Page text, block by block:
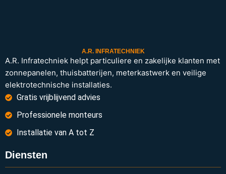
A.R. INFRATECHNIEK
A.R. Infratechniek helpt particuliere en zakelijke klanten met
zonnepanelen, thuisbatterijen, meterkastwerk en veilige
elektrotechnische installaties.
Gratis vrijblijvend advies
Professionele monteurs
Installatie van A tot Z
Diensten